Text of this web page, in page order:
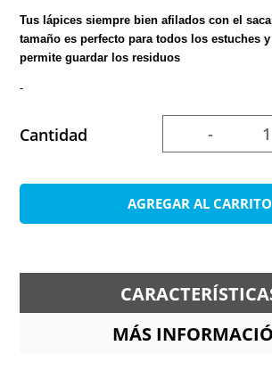
Tus lápices siempre bien afilados con el
tamaño es perfecto para todos los estuches
permite guardar los residuos
-
Cantidad -
AGREGAR AL CARRITO
MÁS